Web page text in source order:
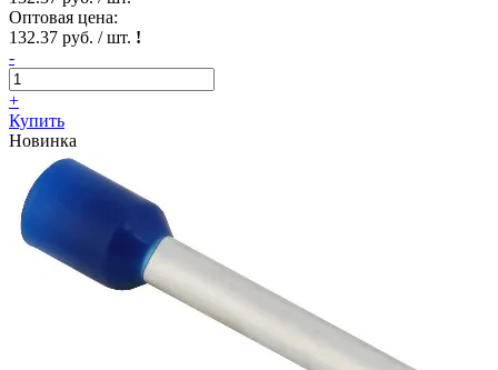
Оптовая цена:
132.37 руб. / шт. !
-
+
Купить
Новинка